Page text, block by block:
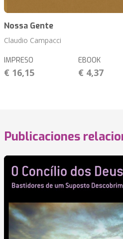
Nossa Gente
Claudio Campacci
IMPRESO
€ 16,15
EBOOK
€ 4,37
Publicaciones